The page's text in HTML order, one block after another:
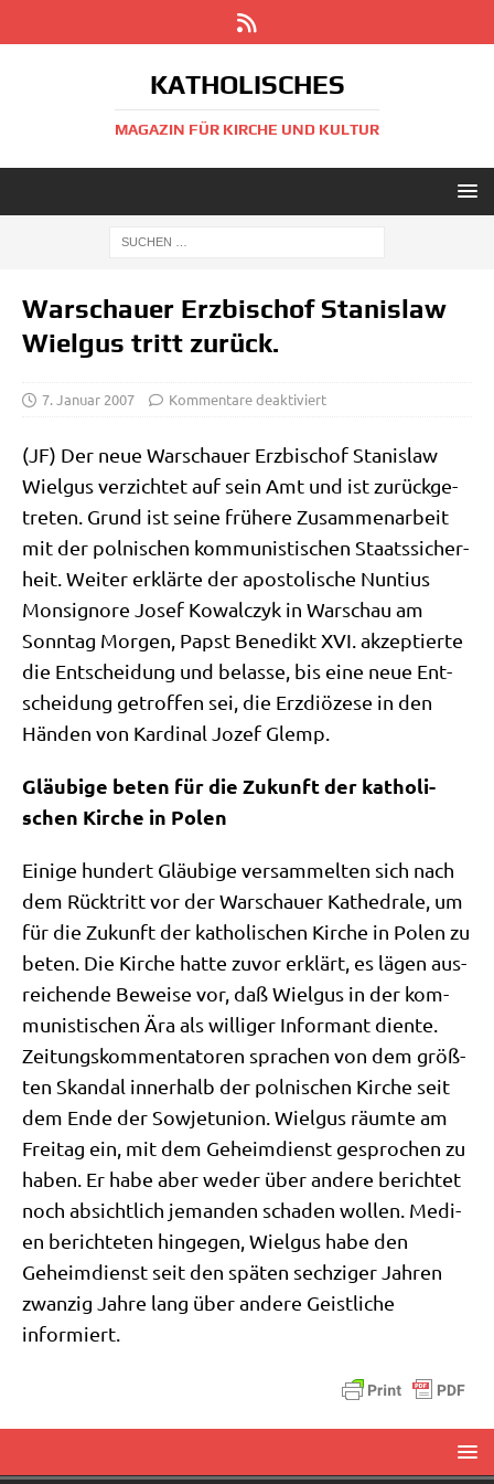
KATHOLISCHES
MAGAZIN FÜR KIRCHE UND KULTUR
Warschauer Erzbischof Stanislaw
Wielgus tritt zurück.
7. Januar 2007 Kommentare deaktiviert
(JF) Der neue War­schau­er Erz­bi­schof Sta­nis­law
Wiel­gus ver­zich­tet auf sein Amt und ist zurück­ge­
tre­ten. Grund ist sei­ne frü­he­re Zusam­men­ar­beit
mit der pol­ni­schen kom­mu­ni­sti­schen Staats­si­cher­
heit. Wei­ter erklär­te der apo­sto­li­sche Nun­ti­us
Mon­si­gno­re Josef Kowal­c­zyk in War­schau am
Sonn­tag Mor­gen, Papst Bene­dikt XVI. akzep­tier­te
die Ent­schei­dung und belas­se, bis eine neue Ent­
schei­dung getrof­fen sei, die Erz­diö­ze­se in den
Hän­den von Kar­di­nal Jozef Glemp.
Gläu­bi­ge beten für die Zukunft der katho­li­
schen Kir­che in Polen
Eini­ge hun­dert Gläu­bi­ge ver­sam­mel­ten sich nach
dem Rück­tritt vor der War­schau­er Kathe­dra­le, um
für die Zukunft der katho­li­schen Kir­che in Polen zu
beten. Die Kir­che hat­te zuvor erklärt, es lägen aus­
rei­chen­de Bewei­se vor, daß Wiel­gus in der kom­
mu­ni­sti­schen Ära als wil­li­ger Infor­mant dien­te.
Zei­tungs­kom­men­ta­to­ren spra­chen von dem größ­
ten Skan­dal inner­halb der pol­ni­schen Kir­che seit
dem Ende der Sowjet­uni­on. Wiel­gus räum­te am
Frei­tag ein, mit dem Geheim­dienst gespro­chen zu
haben. Er habe aber weder über ande­re berich­tet
noch absicht­lich jeman­den scha­den wol­len. Medi­
en berich­te­ten hin­ge­gen, Wiel­gus habe den
Geheim­dienst seit den spä­ten sech­zi­ger Jah­ren
zwan­zig Jah­re lang über ande­re Geist­li­che
informiert.